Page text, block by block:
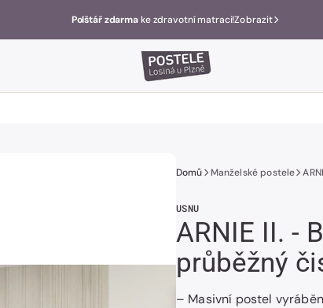
Polštář zdarmake zdravotní matraci!Zobrazit
Domů Manželské postele
USNU
ARNIE II. -
průběžný
– Masivní postel